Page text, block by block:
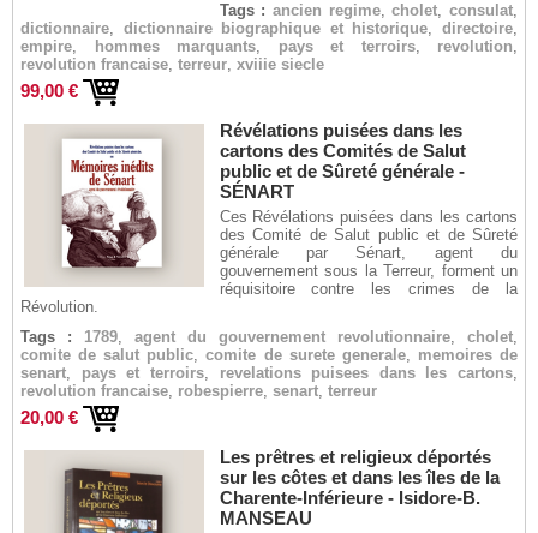
Tags : ancien regime, cholet, consulat,
dictionnaire, dictionnaire biographique et historique, directoire,
empire, hommes marquants, pays et terroirs, revolution,
revolution francaise, terreur, xviiie siecle
99,00 €
Révélations puisées dans les
cartons des Comités de Salut
public et de Sûreté générale -
SÉNART
Ces Révélations puisées dans les cartons
des Comité de Salut public et de Sûreté
générale par Sénart, agent du
gouvernement sous la Terreur, forment un
réquisitoire contre les crimes de la
Révolution.
Tags : 1789, agent du gouvernement revolutionnaire, cholet,
comite de salut public, comite de surete generale, memoires de
senart, pays et terroirs, revelations puisees dans les cartons,
revolution francaise, robespierre, senart, terreur
20,00 €
Les prêtres et religieux déportés
sur les côtes et dans les îles de la
Charente-Inférieure - Isidore-B.
MANSEAU